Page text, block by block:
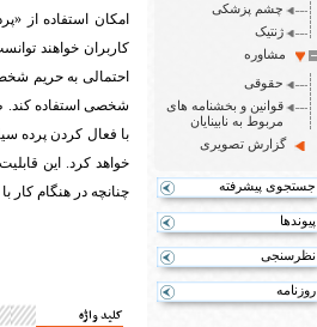
چشم پزشکی
ژنتیک
مشاوره
حقوقی
قوانین و بخشنامه های
مربوط به نابینایان
گزارش تصویری
جستجوی پیشرفته
پیوندها
نظرسنجی
روزنامه
امکان استفاده از
کاربران خواهند
احتمالی به حریم
شخصی استفاده کند.
با فعال کردن پرده
خواهد کرد. این قابلیت فقط برای
چنانچه در هنگام
کلید واژه